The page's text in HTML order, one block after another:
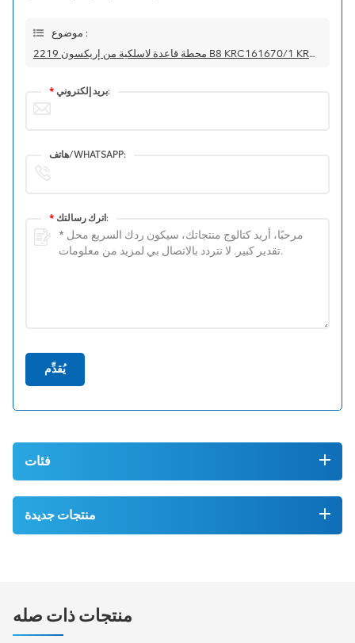
موضوع :
محطة قاعدة لاسلكية من إريكسون 2219 B8 KRC161670/1 KRC 161 670/1 900 ميجاهرتز
* بريد إلكتروني:
هاتف/WHATSAPP:
* اترك رسالتك:
يُقدِّم
فئات
منتجات جديدة
منتجات ذات صله